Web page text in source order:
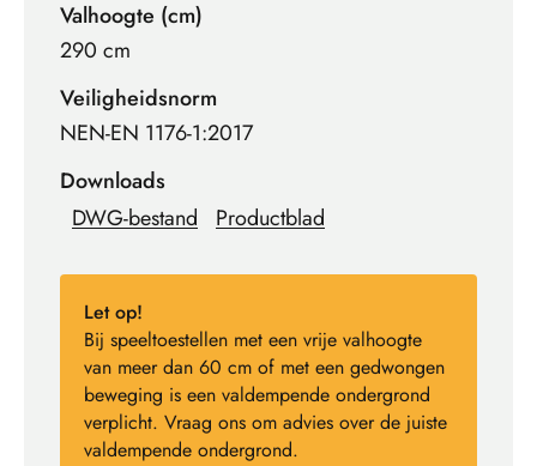
Valhoogte (cm)
290 cm
Veiligheidsnorm
NEN-EN 1176-1:2017
Downloads
DWG-bestand
Productblad
Let op!
Bij speeltoestellen met een vrije valhoogte
van meer dan 60 cm of met een gedwongen
beweging is een valdempende ondergrond
verplicht. Vraag ons om advies over de juiste
valdempende ondergrond.